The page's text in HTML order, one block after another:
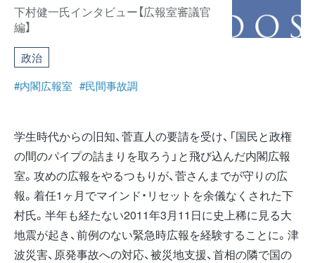
下村健一氏インタビュー【広報室審議官
編】
政治
#内閣広報室 #民間事故調
学生時代からの旧知、菅直人の要請を受け、「国民と政権
の間のパイプの詰まりを取ろう」と飛び込んだ内閣広報
室。攻めの広報をやるつもりが、菅さんまでが守りの広
報。着任1ヶ月でマインド・リセットを余儀なくされた下
村氏。半年も経たない2011年3月11日に史上稀に見る大
地震が起き、前例のない緊急時広報を経験することに。津
波災害、原発事故への対応、被災地支援、首相の隣で国の